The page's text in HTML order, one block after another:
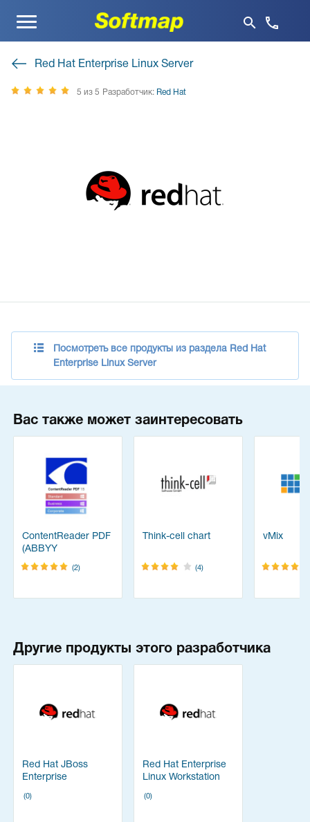
Меню
Red Hat Enterprise Linux Server
5 из 5 Разработчик: Red Hat
Посмотреть все продукты из раздела Red Hat
Enterprise Linux Server
Вас также может заинтересовать
ContentReader PDF
(ABBYY
FineReader)
(2)
Think-cell chart
(4)
vMix
Другие продукты этого разработчика
Red Hat JBoss
Enterprise
(0)
Red Hat Enterprise
Linux Workstation
(0)